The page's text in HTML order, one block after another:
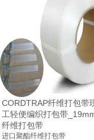
CORDTRAP纤维打包带
工轻便编织打包带
纤维打包带
进口聚酯纤维打包带